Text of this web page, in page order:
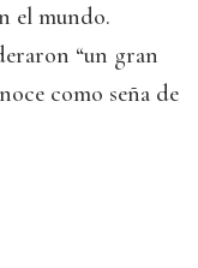
el mundo.
“un gran
como seña de